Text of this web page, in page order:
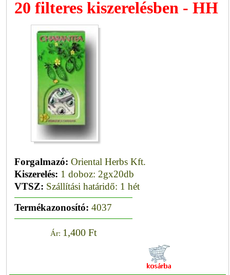
20 filteres kiszerelésben - HH
Forgalmazó: Oriental Herbs Kft.
Kiszerelés: 1 doboz: 2gx20db
VTSZ: Szállítási határidő: 1 hét
Termékazonosító: 4037
Ár: 1,400 Ft